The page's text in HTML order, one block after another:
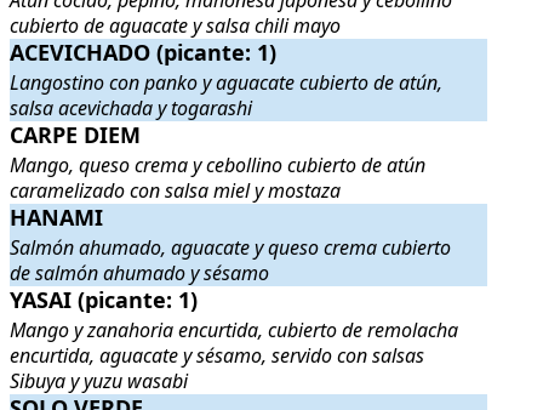
cubierto de aguacate y salsa chili mayo
ACEVICHADO (picante: 1) . Langostino con panko y aguacate
ACEVICHADO (picante: 1)
Langostino con panko y aguacate cubierto de atún,
salsa acevichada y togarashi
CARPE DIEM . Mango, queso crema y cebollino cubierto de atún
CARPE DIEM
Mango, queso crema y cebollino cubierto de atún
caramelizado con salsa miel y mostaza
HANAMI . Salmón ahumado, aguacate y queso crema cubierto de
HANAMI
Salmón ahumado, aguacate y queso crema cubierto
de salmón ahumado y sésamo
YASAI (picante: 1) . Mango y zanahoria encurtida, cubierto de
YASAI (picante: 1)
Mango y zanahoria encurtida, cubierto de remolacha
encurtida, aguacate y sésamo, servido con salsas
Sibuya y yuzu wasabi
SOLO VERDE . Cebolla tempurizada, queso crema y aguacate